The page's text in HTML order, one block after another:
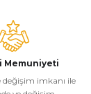
Memuniyeti
değişim imkanı ile